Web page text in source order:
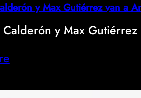
y Max Gutiérrez van a
y Max